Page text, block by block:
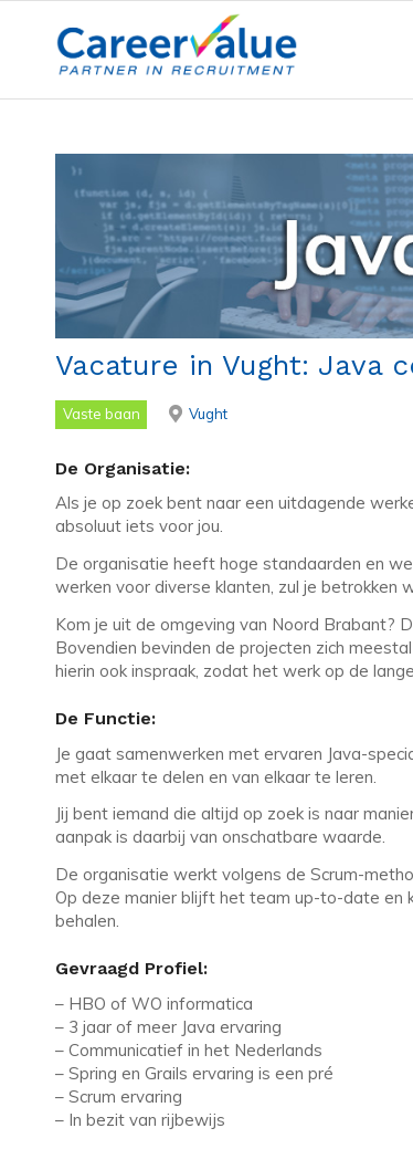
Vacature in Vught: Java
Vaste baan Vught
De Organisatie:
Als je op zoek bent naar een uitdagende
absoluut iets voor jou.
De organisatie heeft hoge standaarden en
werken voor diverse klanten, zul je betrokken
Kom je uit de omgeving van Noord Brabant?
Bovendien bevinden de projecten zich
hierin ook inspraak, zodat het werk op de
De Functie:
Je gaat samenwerken met ervaren Java-
met elkaar te delen en van elkaar te leren.
Jij bent iemand die altijd op zoek is naar
aanpak is daarbij van onschatbare waarde.
De organisatie werkt volgens de Scrum-
Op deze manier blijft het team up-to-date en
behalen.
Gevraagd Profiel:
– HBO of WO informatica
– 3 jaar of meer Java ervaring
– Communicatief in het Nederlands
– Spring en Grails ervaring is een pré
– Scrum ervaring
– In bezit van rijbewijs